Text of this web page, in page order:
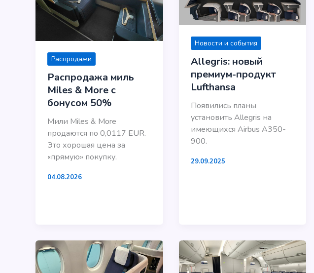
Распродажи
Распродажа миль
Miles & More с
бонусом 50%
Мили Miles & More
продаются по 0,0117 EUR.
Это хорошая цена за
«прямую» покупку.
04.08.2026
Новости и события
Allegris: новый
премиум-продукт
Lufthansa
Появились планы
установить Allegris на
имеющихся Airbus A350-
900.
29.09.2025